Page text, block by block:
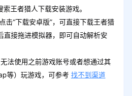
王者猎人下载安装游戏。
“下载安卓版”，可直接下载王者猎
直接拖进模拟器，即可自动解析安
法使用之前游戏账号或者想通过其
等）玩游戏，可参考 找不到渠道